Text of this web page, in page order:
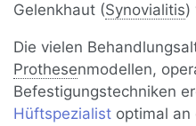
Gelenkhaut (Synovialitis)
Die vielen
Prothesenmodellen,
Befestigungstechniken
Hüftspezialist optimal an